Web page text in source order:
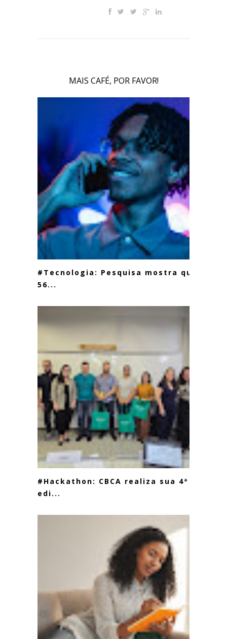
MAIS CAFÉ, POR FAVOR!
#Tecnologia: Pesquisa mostra que
56...
#Hackathon: CBCA realiza sua 4ª
edi...